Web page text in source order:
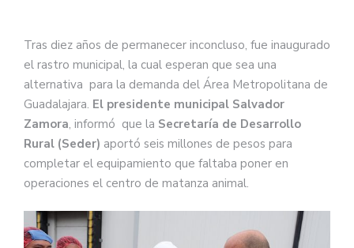
Tras diez años de permanecer inconcluso, fue inaugurado
el rastro municipal, la cual esperan que sea una
alternativa para la demanda del Área Metropolitana de
Guadalajara. El presidente municipal Salvador
Zamora, informó que la Secretaría de Desarrollo
Rural (Seder) aportó seis millones de pesos para
completar el equipamiento que faltaba poner en
operaciones el centro de matanza animal.